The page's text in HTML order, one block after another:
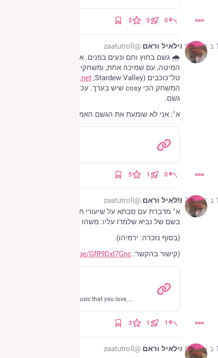
0
0
3
אילאיל וראם @zaatutroll
טל־כוכבים (Stardew Valley‏;
stardewvalley.net
גשם.
א׳: אני לא שומעת את הגשם האמיתי. זה מפריע לי.
0
1
5
אילאיל וראם @zaatutroll
בשם של נביא שלמדו עליו: משהו עם יו״ד וה״א.
(בסוף נזכרה: ירמיהו).
(קישור בהקשר: youtu.be/GfR9DxI7Gnc
Enjoy the videos and music that you love, upload original content and share it all with friends, family and the world on YouTube.
1
1
3
אילאיל וראם @zaatutroll